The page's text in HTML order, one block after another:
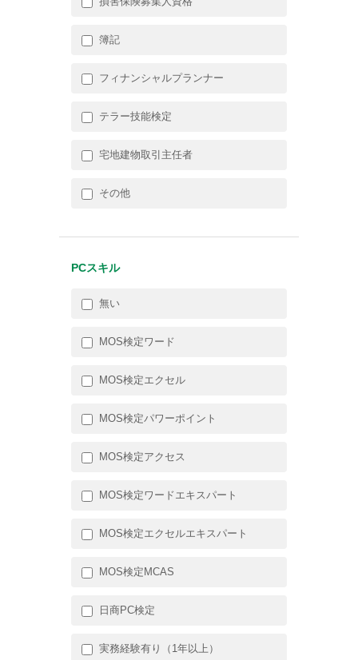
簿記
フィナンシャルプランナー
テラー技能検定
宅地建物取引主任者
その他
PCスキル
無い
MOS検定ワード
MOS検定エクセル
MOS検定パワーポイント
MOS検定アクセス
MOS検定ワードエキスパート
MOS検定エクセルエキスパート
MOS検定MCAS
日商PC検定
実務経験有り（1年以上）